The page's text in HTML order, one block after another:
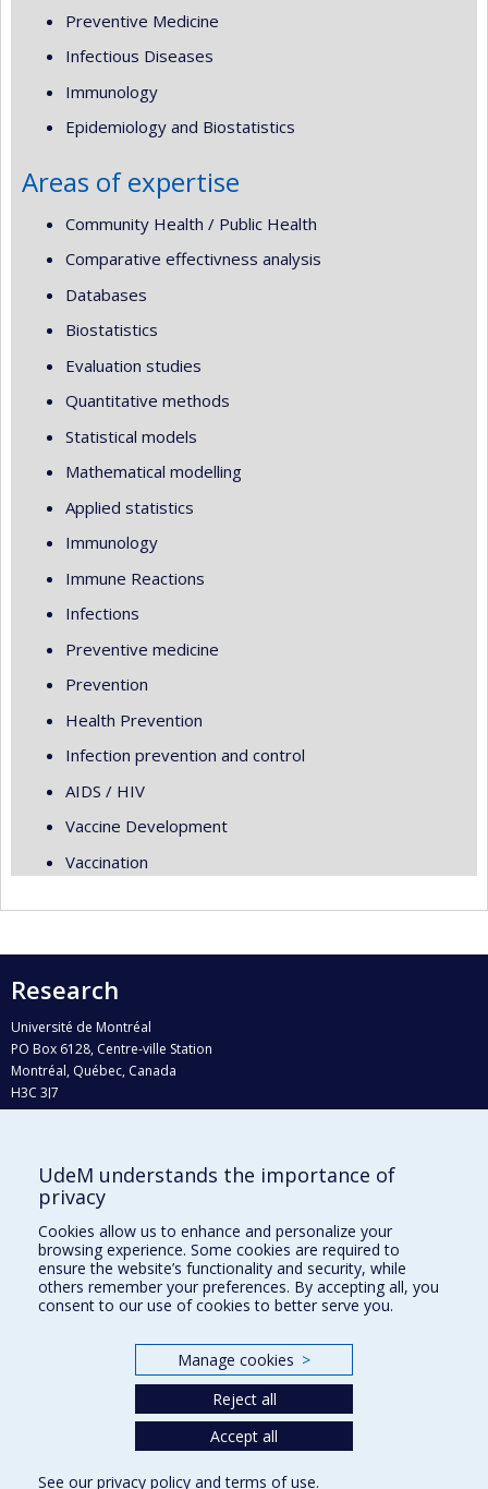
Preventive Medicine
Infectious Diseases
Immunology
Epidemiology and Biostatistics
Areas of expertise
Community Health / Public Health
Comparative effectivness analysis
Databases
Biostatistics
Evaluation studies
Quantitative methods
Statistical models
Mathematical modelling
Applied statistics
Immunology
Immune Reactions
Infections
Preventive medicine
Prevention
Health Prevention
Infection prevention and control
AIDS / HIV
Vaccine Development
Vaccination
Research
Université de Montréal
PO Box 6128, Centre-ville Station
Montréal, Québec, Canada
H3C 3J7
Who does what?
Find us
Site map
Accessibility
UdeM understands the importance of
privacy
Cookies allow us to enhance and personalize your
browsing experience. Some cookies are required to
ensure the website’s functionality and security, while
others remember your preferences. By accepting all, you
consent to our use of cookies to better serve you.
Manage cookies >
Reject all
Accept all
See our privacy policy andterms of use.